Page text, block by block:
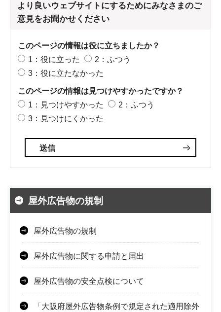
より良いウェブサイトにするためにみなさまのご
意見をお聞かせください
このページの情報は役に立ちましたか？
1：役に立った
2：ふつう
3：役に立たなかった
このページの情報は見つけやすかったですか？
1：見つけやすかった
2：ふつう
3：見つけにくかった
屋外広告物の規制
屋外広告物の規制
屋外広告物に関する申請と届出
屋外広告物の安全点検について
「大阪府屋外広告物条例で規定された適用除外